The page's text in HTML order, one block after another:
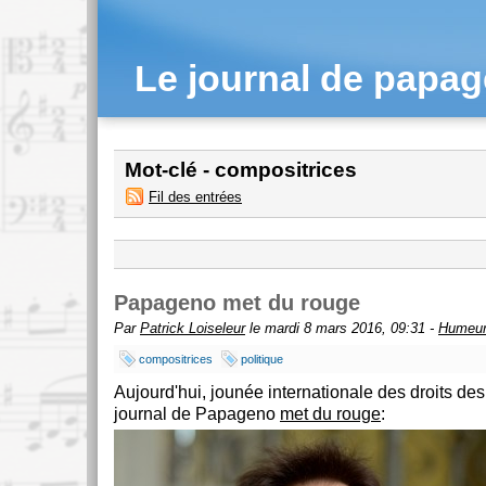
Le journal de
Mot-clé - compositrices
Fil des entrées
Papageno met du rouge
Par Patrick Loiseleurle mardi 8 mars 2016, 09:31 - Humeur
compositrices politique
Aujourd'hui, jounée internationale des droits
journal de Papageno met du rouge: